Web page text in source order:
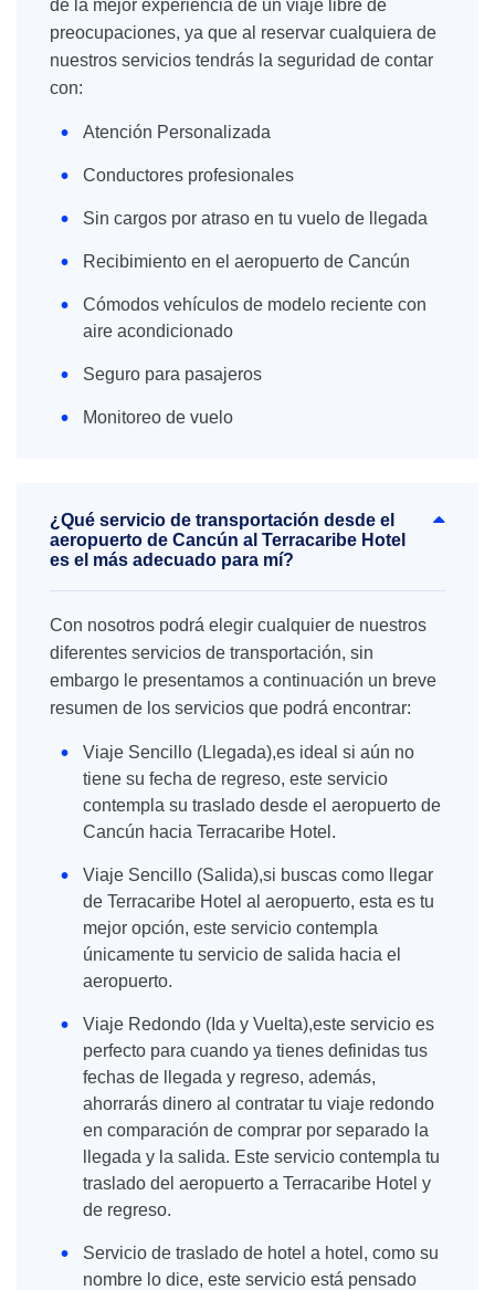
de la mejor experiencia de un viaje libre de
preocupaciones, ya que al reservar cualquiera de
nuestros servicios tendrás la seguridad de contar
con:
Atención Personalizada
Conductores profesionales
Sin cargos por atraso en tu vuelo de llegada
Recibimiento en el aeropuerto de Cancún
Cómodos vehículos de modelo reciente con
aire acondicionado
Seguro para pasajeros
Monitoreo de vuelo
¿Qué servicio de transportación desde el
aeropuerto de Cancún al Terracaribe Hotel
es el más adecuado para mí?
Con nosotros podrá elegir cualquier de nuestros
diferentes servicios de transportación, sin
embargo le presentamos a continuación un breve
resumen de los servicios que podrá encontrar:
Viaje Sencillo (Llegada),es ideal si aún no
tiene su fecha de regreso, este servicio
contempla su traslado desde el aeropuerto de
Cancún hacia Terracaribe Hotel.
Viaje Sencillo (Salida),si buscas como llegar
de Terracaribe Hotel al aeropuerto, esta es tu
mejor opción, este servicio contempla
únicamente tu servicio de salida hacia el
aeropuerto.
Viaje Redondo (Ida y Vuelta),este servicio es
perfecto para cuando ya tienes definidas tus
fechas de llegada y regreso, además,
ahorrarás dinero al contratar tu viaje redondo
en comparación de comprar por separado la
llegada y la salida. Este servicio contempla tu
traslado del aeropuerto a Terracaribe Hotel y
de regreso.
Servicio de traslado de hotel a hotel, como su
nombre lo dice, este servicio está pensado